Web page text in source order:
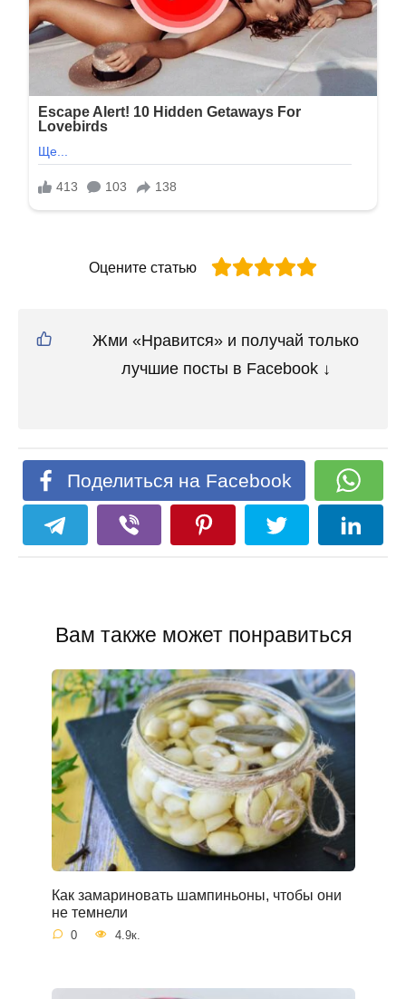
Оцените статью
Жми «Нравится» и получай только
лучшие посты в Facebook ↓
Поделиться на Facebook
Вам также может понравиться
Как замариновать шампиньоны, чтобы они
не темнели
0 4.9к.